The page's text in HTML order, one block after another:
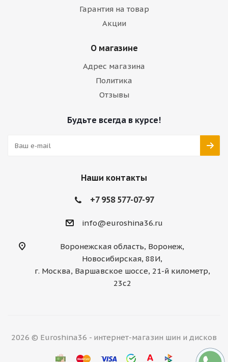
Гарантия на товар
Акции
О магазине
Адрес магазина
Политика
Отзывы
Будьте всегда в курсе!
Наши контакты
+7 958 577-07-97
info@euroshina36.ru
Воронежская область, Воронеж,
Новосибирская, 88И,
г. Москва, Варшавское шоссе, 21-й километр,
23с2
2026 © Euroshina36 - интернет-магазин шин и дисков